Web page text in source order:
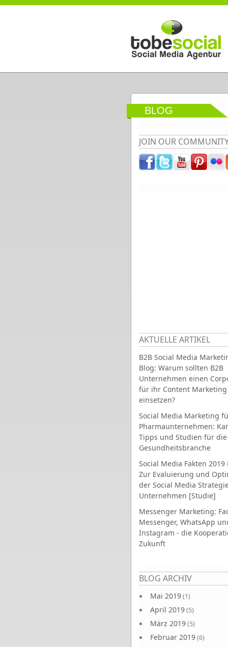
Direkt zum Inhalt
BLOG
JOIN OUR
AKTUELLE ARTIKEL
B2B Social Media
Blog: Warum sollten B2B
Unternehmen einen
für ihr Content Marketing
einsetzen?
Social Media Marketing
Pharmaunternehmen:
Tipps und Studien für die
Gesundheitsbranche
Social Media Fakten 2019
Zur Evaluierung und
der Social Media
Unternehmen [Studie]
Messenger Marketing:
Messenger, WhatsApp
Instagram - die
Zukunft
BLOG ARCHIV
Mai 2019(1)
April 2019(5)
März 2019(5)
Februar 2019(6)
Seiten